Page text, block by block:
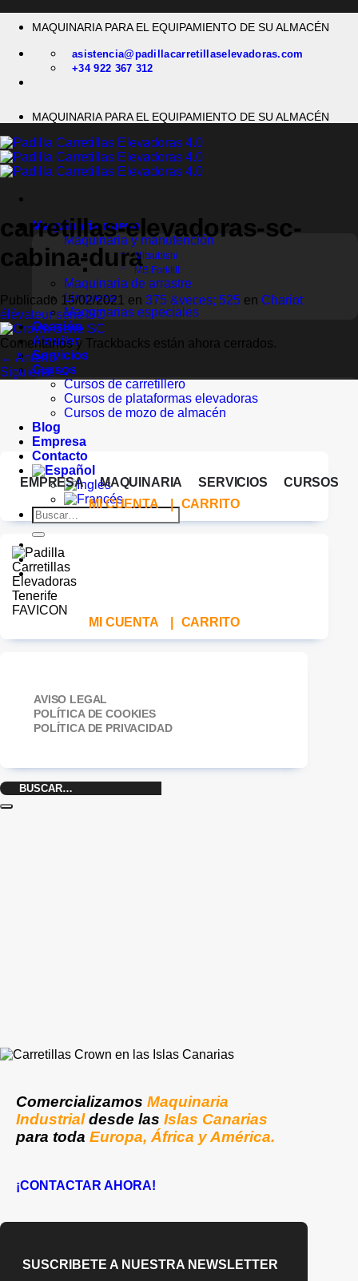
MAQUINARIA PARA EL EQUIPAMIENTO DE SU ALMACÉN
asistencia@padillacarretillaselevadoras.com
+34 922 367 312
MAQUINARIA PARA EL EQUIPAMIENTO DE SU ALMACÉN
Maquinaria nueva
Maquinaria y manutención
Mitsubishi
MB Forklift
Maquinaria de arrastre
Limpieza
Maquinarias especiales
Ocasión
Alquiler
Servicios
Cursos
Cursos de carretillero
Cursos de plataformas elevadoras
Cursos de mozo de almacén
Blog
Empresa
Contacto
Buscar
por:
carretillas-elevadoras-sc-
cabina-dura
Publicado 15/02/2021 en 375 &veces; 525 en Chariot
élévateur série SC
Comentarios y Trackbacks están ahora cerrados.
← Anterior
Siguiente→
EMPRESA MAQUINARIA SERVICIOS
CURSOS
MI CUENTA
| CARRITO
MI CUENTA CARRITO
AVISO LEGAL
POLÍTICA DE COOKIES
POLÍTICA DE PRIVACIDAD
Buscar
por:
Comercializamos Maquinaria
Industrialdesde las Islas Canarias
para toda Europa, África y América.
¡CONTACTAR AHORA!
SUSCRIBETE A NUESTRA NEWSLETTER